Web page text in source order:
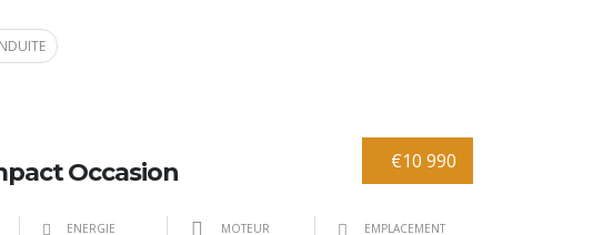
€10 990
Occasion
ENERGIE MOTEUR EMPLACEMENT